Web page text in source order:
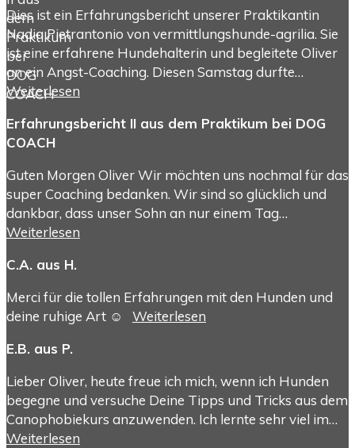
Dies ist ein Erfahrungsbericht unserer Praktikantin
Nadia Pietrantonio von vermittlungshunde-agrilia. Sie
ist eine erfahrene Hundehalterin und begleitete Oliver
an ein Angst-Coaching. Diesen Samstag durfte…
Weiterlesen
Erfahrungsbericht II aus dem Praktikum bei DOG
COACH
Guten Morgen Oliver Wir möchten uns nochmal für das
super Coaching bedanken. Wir sind so glücklich und
dankbar, dass unser Sohn an nur einem Tag…
Weiterlesen
C.A. aus H.
Merci für die tollen Erfahrungen mit den Hunden und
deine ruhige Art ☺️ Weiterlesen
E.B. aus P.
Lieber Oliver, heute freue ich mich, wenn ich Hunden
begegne und versuche Deine Tipps und Tricks aus dem
Canophobiekurs anzuwenden. Ich lernte sehr viel im…
Weiterlesen